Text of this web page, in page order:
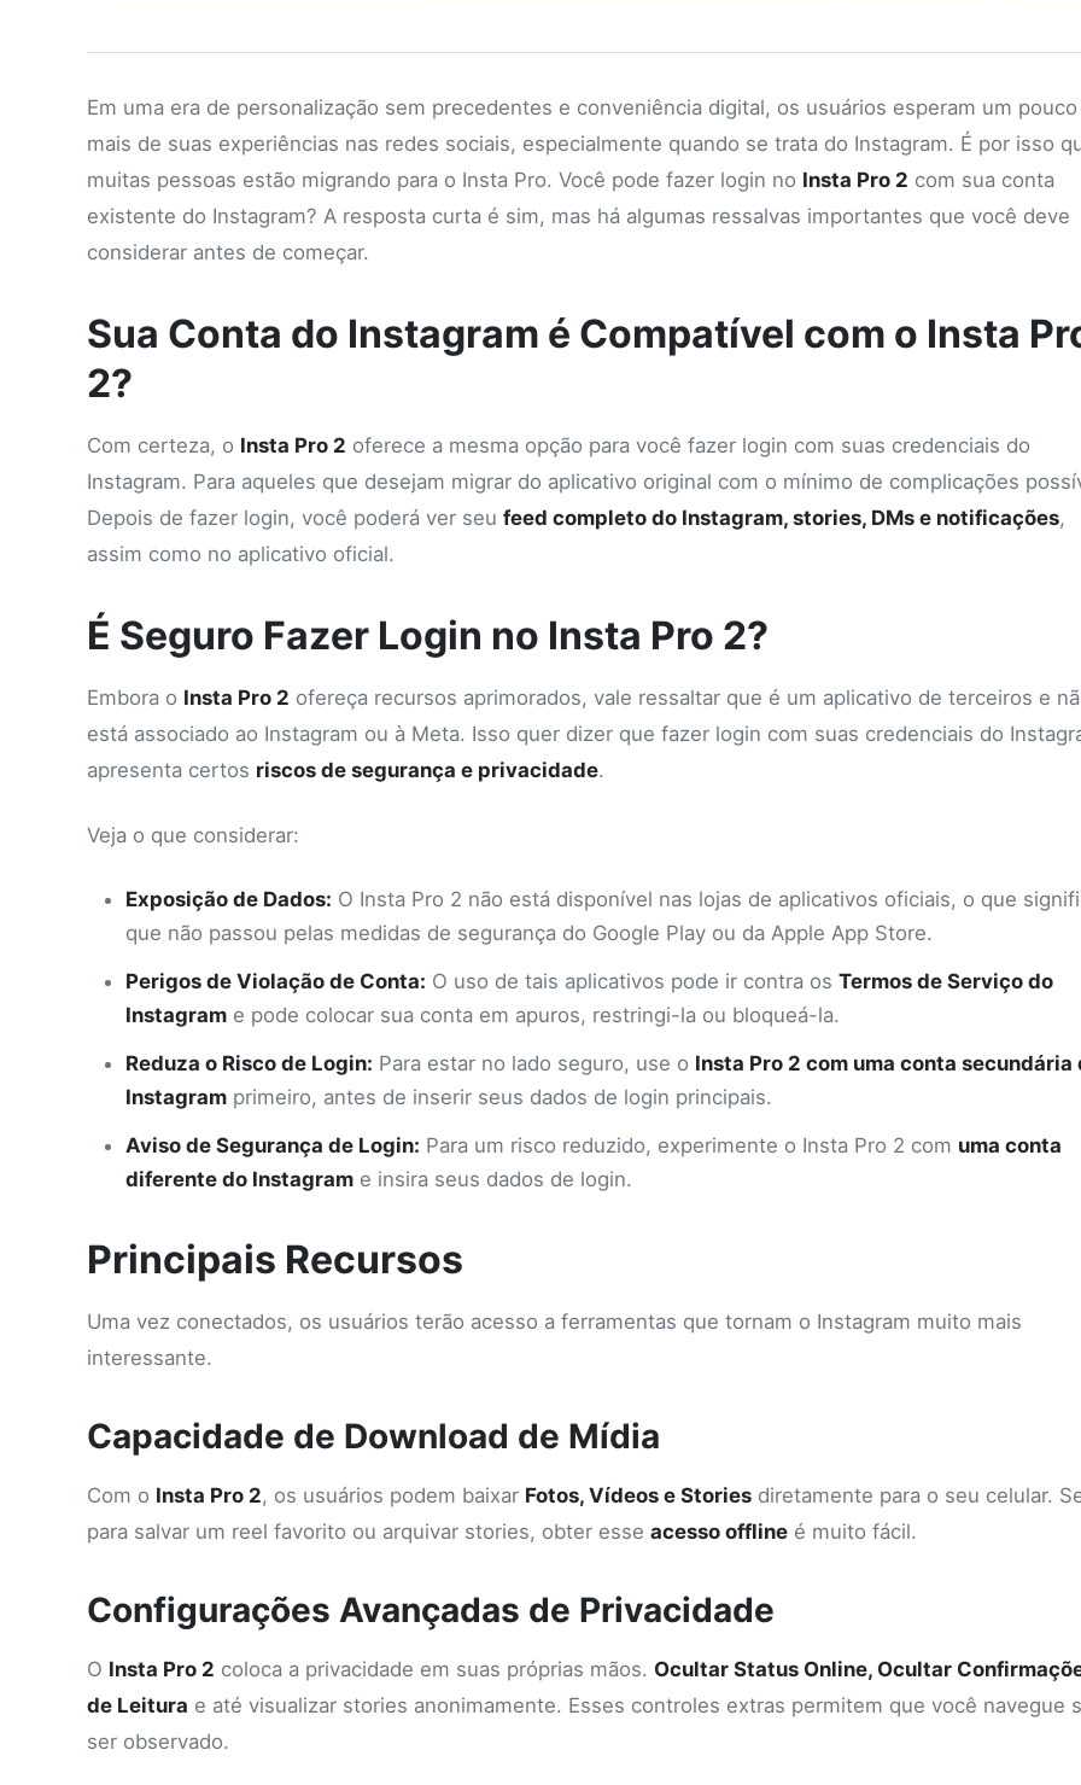
Em uma era de personalização sem precedentes e conveniência digital, os usuários esperam um pouco
mais de suas experiências nas redes sociais, especialmente quando se trata do Instagram. É por isso
muitas pessoas estão migrando para o Insta Pro. Você pode fazer login no Insta Pro 2 com sua conta
existente do Instagram? A resposta curta é sim, mas há algumas ressalvas importantes que você deve
considerar antes de começar.
Sua Conta do Instagram é Compatível com o Insta
2?
Com certeza, o Insta Pro 2 oferece a mesma opção para você fazer login com suas credenciais do
Instagram. Para aqueles que desejam migrar do aplicativo original com o mínimo de complicações
Depois de fazer login, você poderá ver seu feed completo do Instagram, stories, DMs e notificações,
assim como no aplicativo oficial.
É Seguro Fazer Login no Insta Pro 2?
Embora o Insta Pro 2 ofereça recursos aprimorados, vale ressaltar que é um aplicativo de terceiros e
está associado ao Instagram ou à Meta. Isso quer dizer que fazer login com suas credenciais do
apresenta certos riscos de segurança e privacidade.
Veja o que considerar:
Exposição de Dados: O Insta Pro 2 não está disponível nas lojas de aplicativos oficiais, o que
que não passou pelas medidas de segurança do Google Play ou da Apple App Store.
Perigos de Violação de Conta: O uso de tais aplicativos pode ir contra os Termos de Serviço do
Instagram e pode colocar sua conta em apuros, restringi-la ou bloqueá-la.
Reduza o Risco de Login: Para estar no lado seguro, use o Insta Pro 2 com uma conta secundária
Instagram primeiro, antes de inserir seus dados de login principais.
Aviso de Segurança de Login: Para um risco reduzido, experimente o Insta Pro 2 com uma conta
diferente do Instagram e insira seus dados de login.
Principais Recursos
Uma vez conectados, os usuários terão acesso a ferramentas que tornam o Instagram muito mais
interessante.
Capacidade de Download de Mídia
Com o Insta Pro 2, os usuários podem baixar Fotos, Vídeos e Stories diretamente para o seu celular.
para salvar um reel favorito ou arquivar stories, obter esse acesso offline é muito fácil.
Configurações Avançadas de Privacidade
O Insta Pro 2 coloca a privacidade em suas próprias mãos. Ocultar Status Online, Ocultar
de Leitura e até visualizar stories anonimamente. Esses controles extras permitem que você navegue
ser observado.